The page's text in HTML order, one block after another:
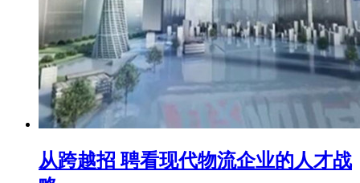
从跨越招 聘看现代物流企业的人才战